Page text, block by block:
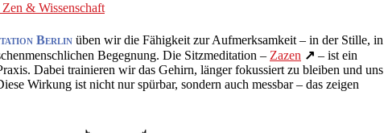
& Wissenschaft
Berlin üben wir die Fähigkeit zur Aufmerksamkeit – in der Stille, in
Begegnung. Die Sitzmeditation – Zazen ↗ – ist ein
Dabei trainieren wir das Gehirn, länger fokussiert zu bleiben und uns
Wirkung ist nicht nur spürbar, sondern auch messbar – das zeigen